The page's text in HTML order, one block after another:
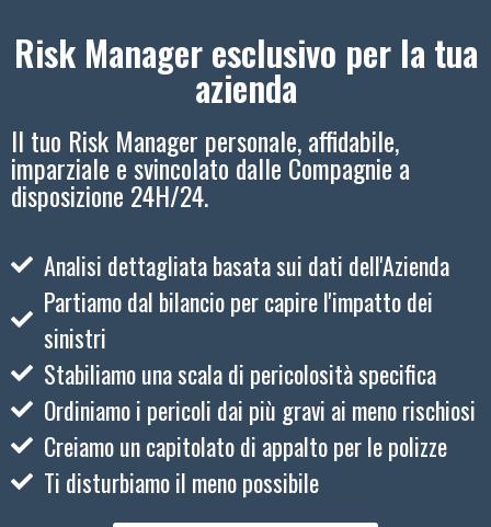
Risk Manager esclusivo per la tua
azienda
Il tuo Risk Manager personale, affidabile,
imparziale e svincolato dalle Compagnie a
disposizione 24H/24.
Analisi dettagliata basata sui dati dell'Azienda
Partiamo dal bilancio per capire l'impatto dei
sinistri
Stabiliamo una scala di pericolosità specifica
Ordiniamo i pericoli dai più gravi ai meno rischiosi
Creiamo un capitolato di appalto per le polizze
Ti disturbiamo il meno possibile